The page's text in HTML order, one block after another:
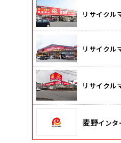
リサイクル
リサイクル
リサイクル
麦野イン